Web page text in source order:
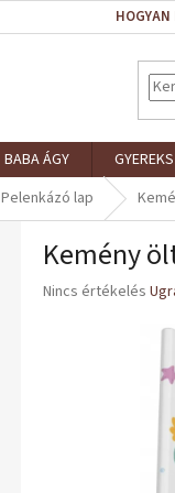
BABA ÁGY
Pelenkázó lap
Kemény
A
Nincs értékelés